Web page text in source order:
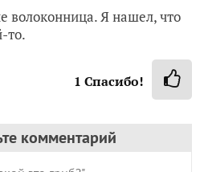
волоконница. Я нашел, что
то.
1 Спасибо!
комментарий